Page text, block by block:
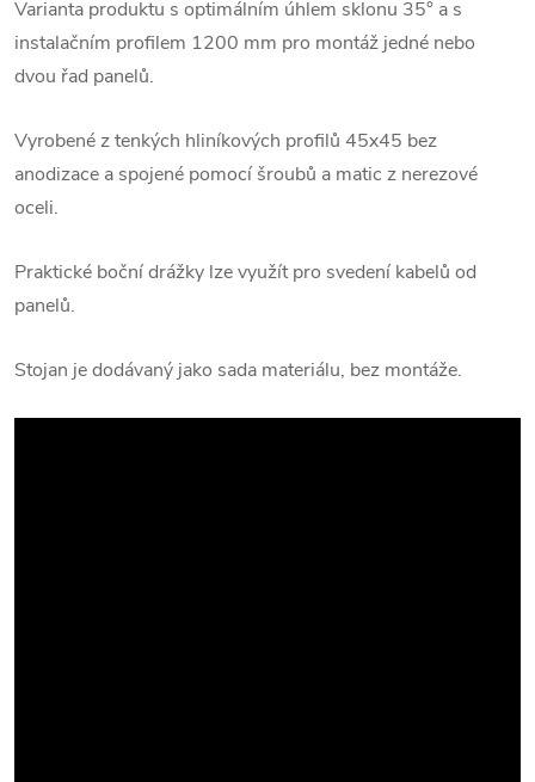
Varianta produktu s optimálním úhlem sklonu 35° a s
instalačním profilem 1200 mm pro montáž jedné nebo
dvou řad panelů.
Vyrobené z tenkých hliníkových profilů 45x45 bez
anodizace a spojené pomocí šroubů a matic z nerezové
oceli.
Praktické boční drážky lze využít pro svedení kabelů od
panelů.
Stojan je dodávaný jako sada materiálu, bez montáže.